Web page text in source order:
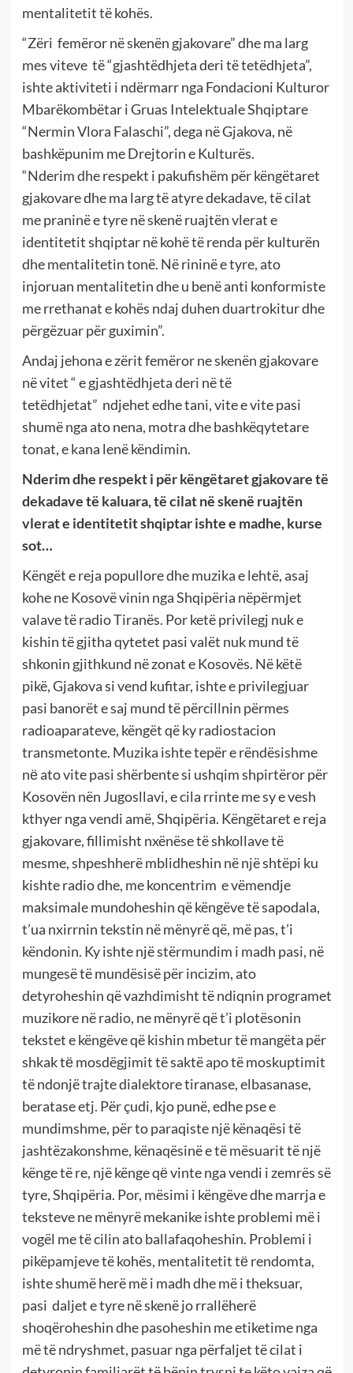
mentalitetit të kohës.
“Zëri femëror në skenën gjakovare” dhe ma larg
mes viteve të “gjashtëdhjeta deri të tetëdhjeta”,
ishte aktiviteti i ndërmarr nga Fondacioni Kulturor
Mbarëkombëtar i Gruas Intelektuale Shqiptare
“Nermin Vlora Falaschi”, dega në Gjakova, në
bashkëpunim me Drejtorin e Kulturës.
“Nderim dhe respekt i pakufishëm për këngëtaret
gjakovare dhe ma larg të atyre dekadave, të cilat
me praninë e tyre në skenë ruajtën vlerat e
identitetit shqiptar në kohë të renda për kulturën
dhe mentalitetin tonë. Në rininë e tyre, ato
injoruan mentalitetin dhe u benë anti konformiste
me rrethanat e kohës ndaj duhen duartrokitur dhe
përgëzuar për guximin”.
Andaj jehona e zërit femëror ne skenën gjakovare
në vitet “ e gjashtëdhjeta deri në të
tetëdhjetat” ndjehet edhe tani, vite e vite pasi
shumë nga ato nena, motra dhe bashkëqytetare
tonat, e kana lenë këndimin.
Nderim dhe respekt i për këngëtaret gjakovare të
dekadave të kaluara, të cilat në skenë ruajtën
vlerat e identitetit shqiptar ishte e madhe, kurse
sot…
Këngët e reja popullore dhe muzika e lehtë, asaj
kohe ne Kosovë vinin nga Shqipëria nëpërmjet
valave të radio Tiranës. Por ketë privilegj nuk e
kishin të gjitha qytetet pasi valët nuk mund të
shkonin gjithkund në zonat e Kosovës. Në këtë
pikë, Gjakova si vend kufitar, ishte e privilegjuar
pasi banorët e saj mund të përcillnin përmes
radioaparateve, këngët që ky radiostacion
transmetonte. Muzika ishte tepër e rëndësishme
nё ato vite pasi shërbente si ushqim shpirtëror për
Kosovën nën Jugosllavi, e cila rrinte me sy e vesh
kthyer nga vendi amë, Shqipëria. Këngëtaret e reja
gjakovare, fillimisht nxënëse të shkollave të
mesme, shpeshherë mblidheshin në një shtëpi ku
kishte radio dhe, me koncentrim e vëmendje
maksimale mundoheshin që këngëve të sapodala,
t’ua nxirrnin tekstin në mënyrë që, më pas, t’i
këndonin. Ky ishte një stërmundim i madh pasi, në
mungesë të mundësisë për incizim, ato
detyroheshin që vazhdimisht të ndiqnin programet
muzikore në radio, ne mënyrë që t’i plotësonin
tekstet e këngëve që kishin mbetur të mangëta për
shkak tё mosdëgjimit të saktë apo të moskuptimit
të ndonjë trajte dialektore tiranase, elbasanase,
beratase etj. Për çudi, kjo punë, edhe pse e
mundimshme, për to paraqiste një kënaqësi të
jashtëzakonshme, kënaqësinë e të mësuarit të një
kënge të re, një kënge qё vinte nga vendi i zemrës së
tyre, Shqipëria. Por, mësimi i këngëve dhe marrja e
teksteve ne mënyrë mekanike ishte problemi më i
vogël me të cilin ato ballafaqoheshin. Problemi i
pikëpamjeve të kohës, mentalitetit tё rendomta,
ishte shumë herë më i madh dhe më i theksuar,
pasi daljet e tyre në skenë jo rrallëherë
shoqëroheshin dhe pasoheshin me etiketime nga
më të ndryshmet, pasuar nga përfaljet të cilat i